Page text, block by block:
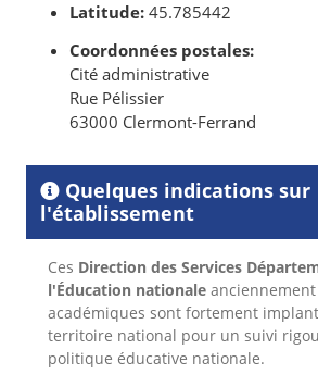
Latitude: 45.785442
Coordonnées postales:
Cité administrative
Rue Pélissier
63000 Clermont-Ferrand
Quelques indications sur
l'établissement
Ces Direction des Services
l'Éducation nationale
académiques sont fortement
territoire national pour un suivi
politique éducative nationale.